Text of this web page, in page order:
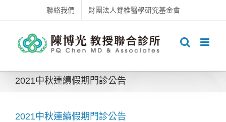
content
聯絡我們 財團法人脊椎醫學研究基金會
2021中秋連續假期門診公告
2021中秋連續假期門診公告